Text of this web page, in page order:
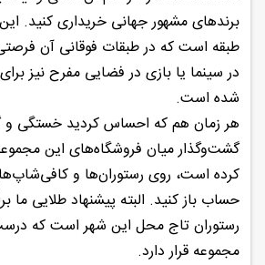
طبقه است که در طبقات فوقانی آن
در سینما یا بازی در فضایی مفرح نیز
شده است.
هر زمان هم که احساس کردید خستگی و
گشت‌وگذار میان فروشگاه‌های این
کرده است، روی رستوران‌ها و
حساب باز کنید. البته پیشنهاد طلایی ما
رستوران تاج محل این شهر است که
مجموعه قرار دارد.